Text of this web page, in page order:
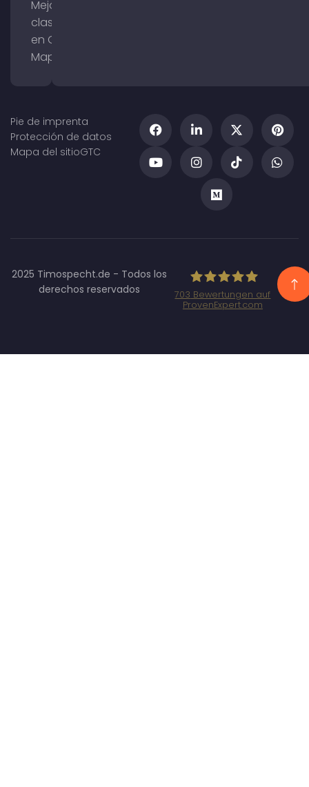
Mejorar la
clasificación
en Google
Maps
Pie de imprenta
Protección de datos
Mapa del sitioGTC
2025 Timospecht.de - Todos los
derechos reservados
Marketing
703 Bewertungen auf
ProvenExpert.com